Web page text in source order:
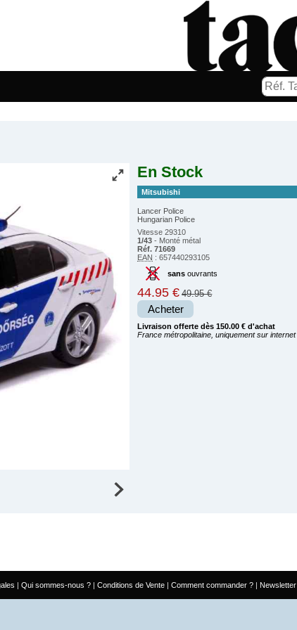
En Stock
Mitsubishi
Lancer Police
Hungarian Police
Vitesse 29310
1/43 - Monté métal
Réf. 71669
EAN : 657440293105
sansouvrants
44.95 € 49.95 €
Acheter
Livraison offerte dès 150.00 € d'achat
France métropolitaine, uniquement sur internet
Qui sommes-nous ? Conditions de Vente Comment commander ? Newsletter